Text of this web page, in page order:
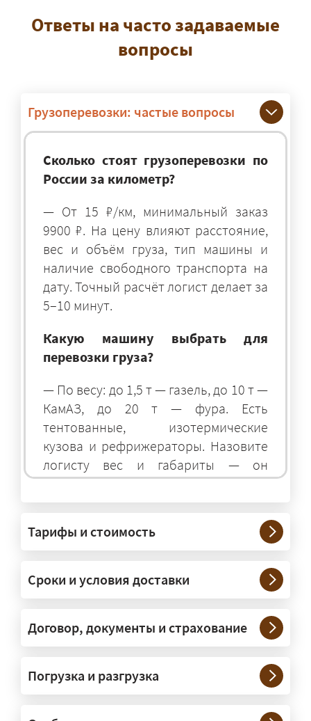
Ответы на часто задаваемые
вопросы
Грузоперевозки: частые вопросы
Сколько стоят грузоперевозки по
России за километр?
— От 15 ₽/км, минимальный заказ
9900 ₽. На цену влияют расстояние,
вес и объём груза, тип машины и
наличие свободного транспорта на
дату. Точный расчёт логист делает за
5–10 минут.
Какую машину выбрать для
перевозки груза?
— По весу: до 1,5 т — газель, до 10 т —
КамАЗ, до 20 т — фура. Есть
тентованные, изотермические
кузова и рефрижераторы. Назовите
логисту вес и габариты — он
подберёт оптимальный транспорт.
— Штатно — от 100 кг до 20 тонн.
Мелкие партии едут догрузом,
крупные — отдельной машиной.
Тяжеловесы 30–90 т организуем
через проверенных партнёров.
России?
Тарифы и стоимость
Сроки и условия доставки
Договор, документы и страхование
Погрузка и разгрузка